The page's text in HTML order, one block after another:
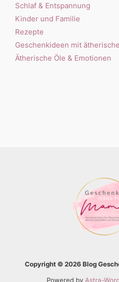
Schlaf & Entspannung
Kinder und Familie
Rezepte
Geschenkideen mit
Ätherische Öle & Emotionen
Copyright © 2026 Blog
Powered by Astra-